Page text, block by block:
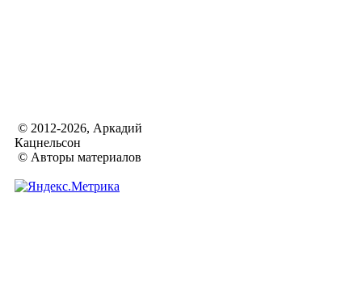
© 2012-2026, Аркадий
Кацнельсон
© Авторы материалов